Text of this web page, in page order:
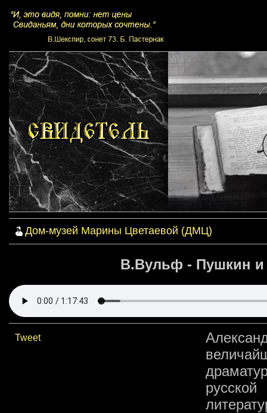
Дом-музей Марины Цветаевой (ДМЦ)
В.Вульф - Пушкин и
Tweet